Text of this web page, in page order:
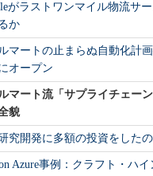
がラストワンマイル物流サ
か
マートの止まらぬ自動化計
オープン
マート流「サプライチェー
貌
究開発に多額の投資をした
Azure事例：クラフト・ハ